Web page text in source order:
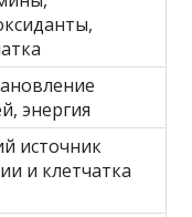
энергия
источник
и клетчатка